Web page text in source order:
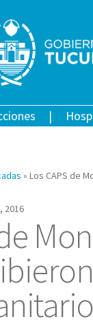
» Los CAPS de
2016